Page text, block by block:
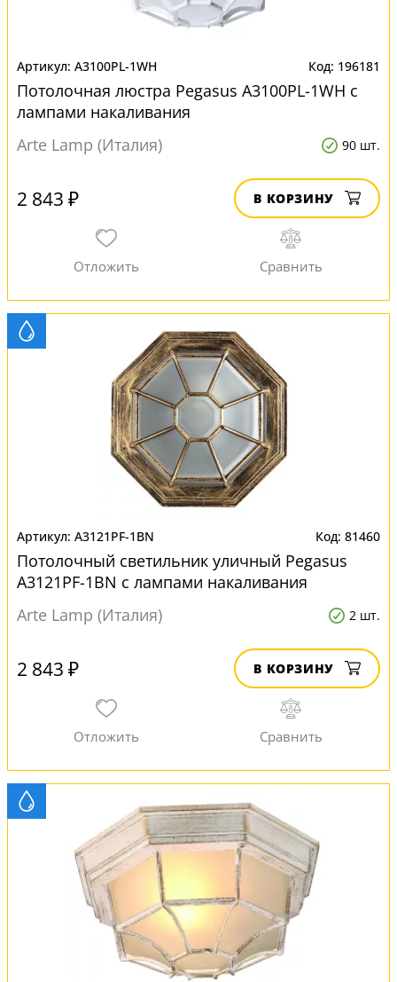
A3100PL-1WH 196181
Потолочная люстра Pegasus A3100PL-1WH с
лампами накаливания
Arte Lamp (Италия)
90 шт.
2 843 ₽ В КОРЗИНУ
A3121PF-1BN 81460
Потолочный светильник уличный Pegasus
A3121PF-1BN с лампами накаливания
Arte Lamp (Италия)
2 шт.
2 843 ₽ В КОРЗИНУ